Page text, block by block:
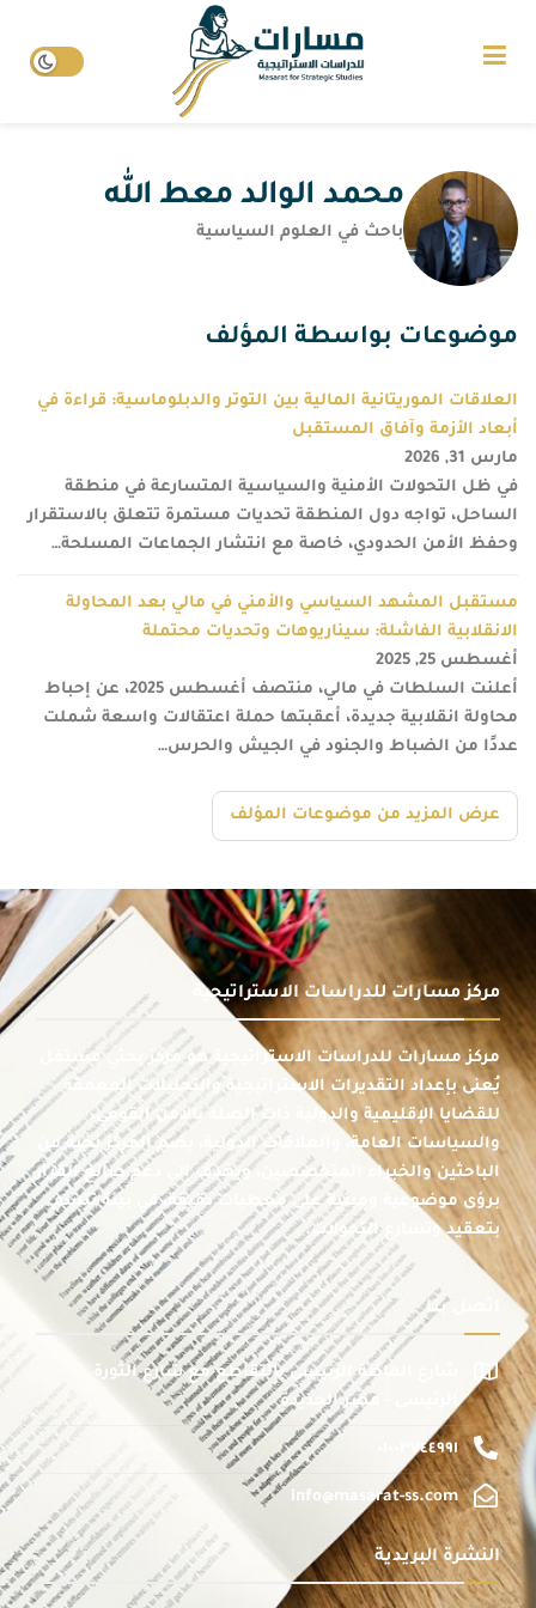
محمد الوالد معط الله
باحث في العلوم السياسية
موضوعات بواسطة المؤلف
العلاقات الموريتانية المالية بين التوتر والدبلوماسية: قراءة في
أبعاد الأزمة وآفاق المستقبل
مارس 31, 2026
في ظل التحولات الأمنية والسياسية المتسارعة في منطقة
الساحل، تواجه دول المنطقة تحديات مستمرة تتعلق بالاستقرار
وحفظ الأمن الحدودي، خاصة مع انتشار الجماعات المسلحة…
مستقبل المشهد السياسي والأمني في مالي بعد المحاولة
الانقلابية الفاشلة: سيناريوهات وتحديات محتملة
أغسطس 25, 2025
أعلنت السلطات في مالي، منتصف أغسطس 2025، عن إحباط
محاولة انقلابية جديدة، أعقبتها حملة اعتقالات واسعة شملت
عددًا من الضباط والجنود في الجيش والحرس…
عرض المزيد من موضوعات المؤلف
مركز مسارات للدراسات الاستراتيجية
مركز مسارات للدراسات الاستراتيجية هو مركز بحثي مستقل
يُعنى بإعداد التقديرات الاستراتيجية والتحليلات المعمقة
للقضايا الإقليمية والدولية ذات الصلة بالأمن القومي،
والسياسات العامة، والعلاقات الدولية، يضم المركز نخبة من
الباحثين والخبراء المتخصصين، ويهدف إلى دعم صانع القرار
برؤى موضوعية ومبنية على معطيات دقيقة، في بيئة تتسم
بتعقيد وتسارع التحولات.
اتصل بنا
شارع الماظة الرئيسى بالتقاطع مع شارع الثورة
الرئيسى - مصر الجديدة
٠١٠٠٣٧٤٤٩٩١
info@masarat-ss.com
النشرة البريدية